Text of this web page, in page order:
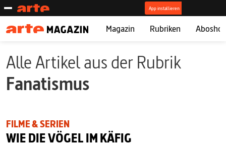
Magazin Rubriken
Alle Artikel aus der Rubrik
Fanatismus
FILME & SERIEN
WIE DIE VÖGEL IM KÄFIG